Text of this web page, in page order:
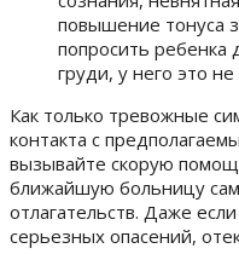
повышение тонуса
попросить ребенка
груди, у него это не
Как только тревожные
контакта с
вызывайте скорую
ближайшую больницу
отлагательств. Даже
серьезных опасений,